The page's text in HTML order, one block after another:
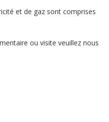
et de gaz sont comprises
ou visite veuillez nous